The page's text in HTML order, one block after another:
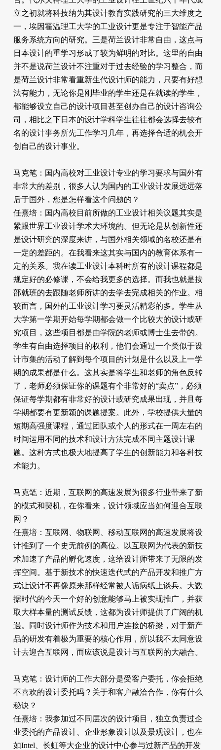
立之初就将科技纳为其设计教育实践研究的三大维度之
一，埃因霍温理工大学的工业设计更是专注于智能产品
服务系统方向的研究。三是荷兰设计非常自由，这点与
日本设计的重学习形成了较为鲜明的对比。这里的自由
并不是说荷兰设计不注重对于过去经验的学习整合，而
是荷兰设计非常看重新生代设计师的能力，只要有好想
法有能力，无论你是刚毕业的学生还是在就读的学生，
都能够设立自己的设计项目甚至创办自己的设计咨询公
司，相比之下日本的设计学科学生往往都会选择去较有
名的设计事务所先工作学习几年，再选择合适的机会开
创自己的设计事业。
马克笔：国内高校对工业设计专业的学习要求与国外有
非常大的差别，很多人认为国内的工业设计发展远远落
后于国外，您是怎样看这个问题的？
任熹培：国内高校目前所做的工业设计相关议题其实是
紧跟世界工业设计学术大环境的。但无论是从创新性还
是设计研究的深度来讲，与国外相关领域的名校还是有
一定的差距的。在我看来这其实与国内的教育体系有一
定的关系。我在读工业设计本科时所有的设计课程都是
规定好的必修课，不会给我更多的选择。而我也就是按
部就班的去跟随老师所讲的去学去完成相关的作业。相
较而言，国外的工业设计学习要灵活精彩的多。学生从
大学第一学期开始每学期都会做一个比较大的设计或研
究项目，这些项目都是由学院的老师或博士生去带的。
学生有自由选择项目的权利，他们会通过一个类似于设
计市集的活动了解到每个项目的计划是什么以及上一学
期的成果都是什么。这其实是将学生和老师的角色反转
了，老师必须保证你的课题有个非常好的“卖点”，必须
保证每学期都有非常好的设计或研究成果出现，并且每
学期都要有更新颖的课题提案。此外，学校提供大量的
短期高强度课程，通过团队或个人的形式在一周左右的
时间运用不同的技术和设计方法完成不同主题设计课
题。这种方式也极大地提高了学生的创新能力和各种技
术能力。
马克笔：近期，互联网的高速发展为很多行业带来了新
的模式和契机，在你看来，设计领域应当如何迎合互联
网？
任熹培：互联网、物联网、移动互联网的高速发展将设
计推到了一个史无前例的高位。以互联网为代表的新技
术加速了产品的孵化速度，这给设计师带来了无限的发
挥空间。基于新技术的快速迭代式的产品开发和推广方
式让设计不再像原来那样经常被人诟病纸上谈兵。大数
据时代的今天一个好的创意能够马上被实现推广，并获
取大样本量的测试反馈，这都为设计师提供了广阔的机
遇。同时设计师作为技术和用户连接的桥梁，对于新产
品的研发有着极为重要的核心作用，所以我不太同意设
计去迎合互联网，而应该说是设计与互联网的大融合。
马克笔：设计师的工作大部分是受客户委托，你会拒绝
不喜欢的设计委托吗？关于和客户融洽合作，你有什么
秘诀？
任熹培：我参加过不同层次的设计项目，独立负责过企
业委托的产品设计、企业形象设计以及景观设计，也在
如Intel、长虹等大企业的设计中心参与过新产品的开发